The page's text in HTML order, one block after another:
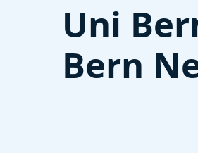
Uni
Bern